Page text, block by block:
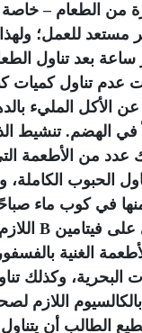
من الطعام –
مستعد للعمل؛
ساعة بعد تناول
عدم تناول كميات
الأكل المليء
في الهضم. تنشيط
عدد من الأطعمة
الحبوب الكاملة،
في كوب ماء
على فيتامين B
الغنية
البحرية، وكذلك
بالكالسيوم اللازم
الطالب أن